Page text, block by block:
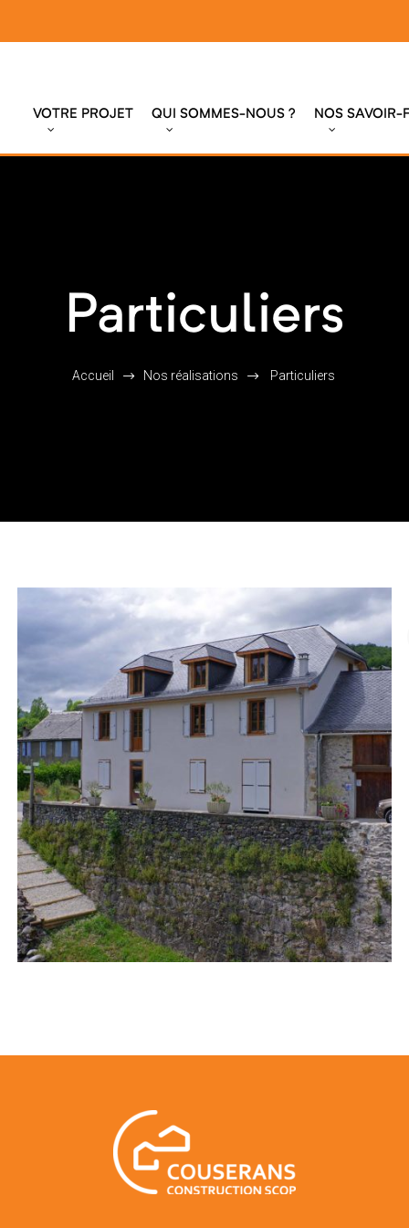
VOTRE PROJET QUI SOMMES-NOUS ? NOS SAVOIR-
Particuliers
Accueil Nos réalisations Particuliers
PARTICULIERS BÂTIMENT
CHARPENTE
CRÉATION DE PLANS
ISOLATION
PILOTAGE DE CHANTIER
PRÉSERVATION PATRIMOINE
RÉNOVATION
RÉPARATIONS
SINISTRE
TOITURE
ZINGUERIE
Reconstruction sinistre